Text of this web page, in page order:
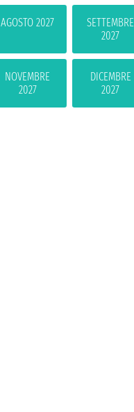
AGOSTO 2027
SETTEMBRE
2027
NOVEMBRE
2027
DICEMBRE
2027